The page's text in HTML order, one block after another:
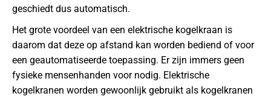
geschiedt dus automatisch.
Het grote voordeel van een elektrische kogelkraan is
daarom dat deze op afstand kan worden bediend of voor
een geautomatiseerde toepassing. Er zijn immers geen
fysieke mensenhanden voor nodig. Elektrische
kogelkranen worden gewoonlijk gebruikt als kogelkranen